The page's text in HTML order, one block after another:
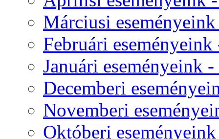
Márciusi
Februári
Januári eseményeink
Decemberi
Novemberi
Októberi